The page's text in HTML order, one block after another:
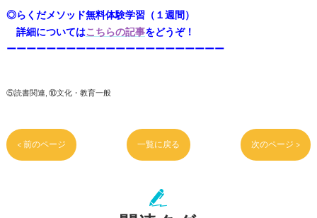
◎らくだメソッド無料体験学習（１週間）
詳細についてはこちらの記事をどうぞ！
ーーーーーーーーーーーーーーーーーーーーーー
⑤読書関連 ⑩文化・教育一般
< 前のページ 一覧に戻る 次のページ >